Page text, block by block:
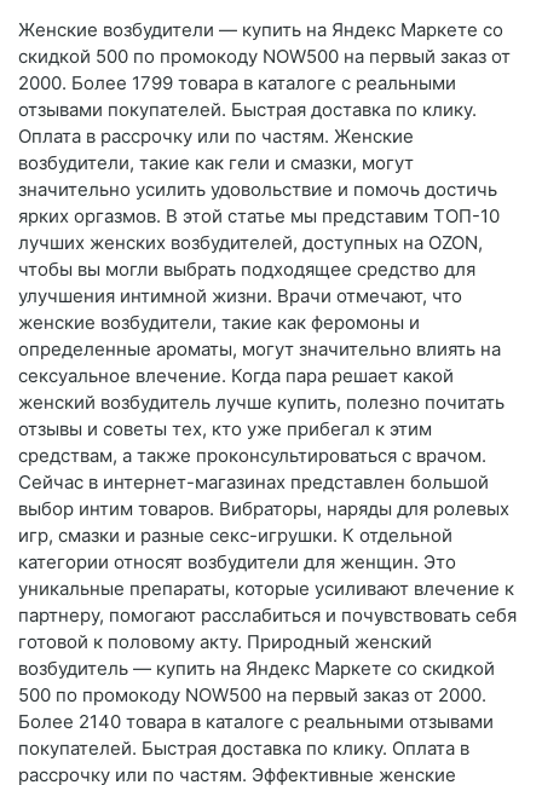
Женские возбудители — купить на Яндекс Маркете со
скидкой 500 по промокоду NOW500 на первый заказ от
2000. Более 1799 товара в каталоге с реальными
отзывами покупателей. Быстрая доставка по клику.
Оплата в рассрочку или по частям. Женские
возбудители, такие как гели и смазки, могут
значительно усилить удовольствие и помочь достичь
ярких оргазмов. В этой статье мы представим ТОП-10
лучших женских возбудителей, доступных на OZON,
чтобы вы могли выбрать подходящее средство для
улучшения интимной жизни. Врачи отмечают, что
женские возбудители, такие как феромоны и
определенные ароматы, могут значительно влиять на
сексуальное влечение. Когда пара решает какой
женский возбудитель лучше купить, полезно почитать
отзывы и советы тех, кто уже прибегал к этим
средствам, а также проконсультироваться с врачом.
Сейчас в интернет-магазинах представлен большой
выбор интим товаров. Вибраторы, наряды для ролевых
игр, смазки и разные секс-игрушки. К отдельной
категории относят возбудители для женщин. Это
уникальные препараты, которые усиливают влечение к
партнеру, помогают расслабиться и почувствовать себя
готовой к половому акту. Природный женский
возбудитель — купить на Яндекс Маркете со скидкой
500 по промокоду NOW500 на первый заказ от 2000.
Более 2140 товара в каталоге с реальными отзывами
покупателей. Быстрая доставка по клику. Оплата в
рассрочку или по частям. Эффективные женские